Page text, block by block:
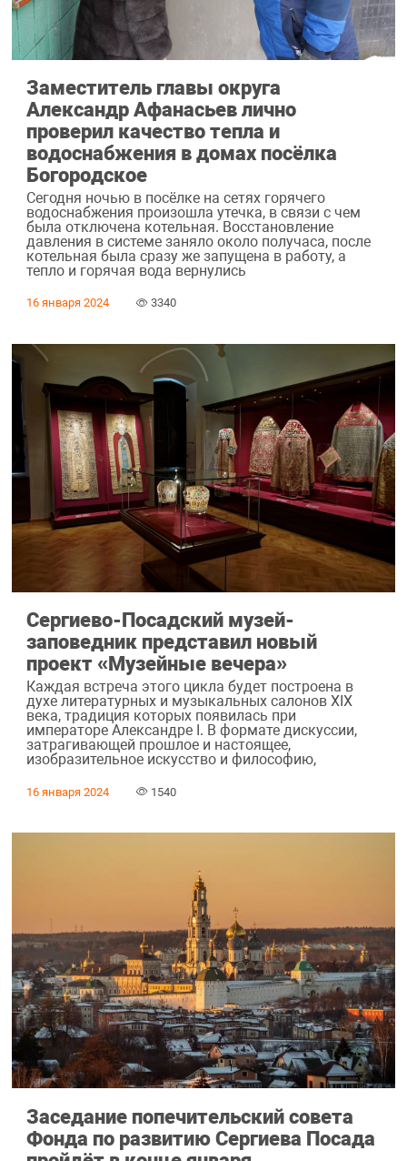
Заместитель главы округа
Александр Афанасьев лично
проверил качество тепла и
водоснабжения в домах посёлка
Богородское
Сегодня ночью в посёлке на сетях горячего
водоснабжения произошла утечка, в связи с чем
была отключена котельная. Восстановление
давления в системе заняло около получаса, после
котельная была сразу же запущена в работу, а
тепло и горячая вода вернулись
16 января 2024 3340
Сергиево-Посадский музей-
заповедник представил новый
проект «Музейные вечера»
Каждая встреча этого цикла будет построена в
духе литературных и музыкальных салонов XIX
века, традиция которых появилась при
императоре Александре I. В формате дискуссии,
затрагивающей прошлое и настоящее,
изобразительное искусство и философию,
16 января 2024 1540
Заседание попечительский совета
Фонда по развитию Сергиева Посада